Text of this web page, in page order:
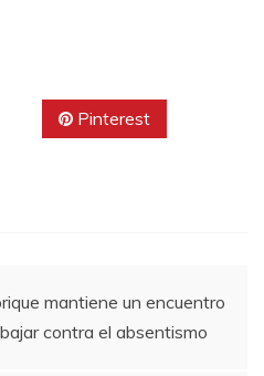
Pinterest
mantiene un encuentro
contra el absentismo